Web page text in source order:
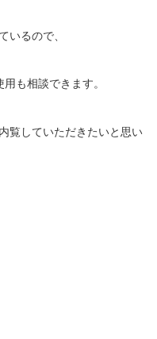
いるので、
も相談できます。
覧していただきたいと思い